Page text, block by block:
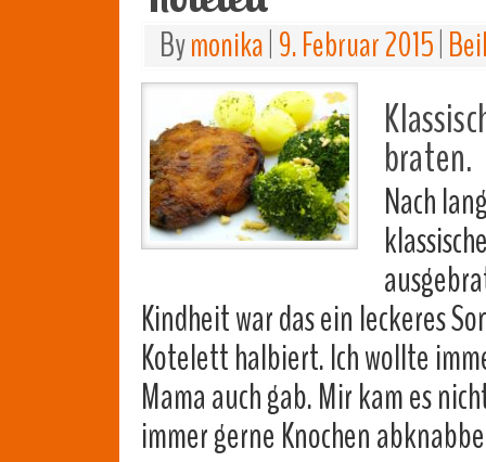
Bymonika 9. Februar 2015
braten.
Nach
Kindheit war das ein leckeres
Kotelett halbiert. Ich wollte
Mama auch gab. Mir kam es
immer gerne Knochen